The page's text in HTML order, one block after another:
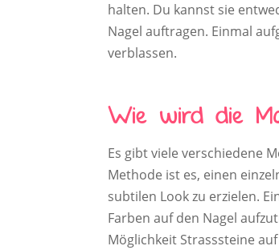
halten. Du kannst sie
Nagel auftragen. Einmal
verblassen.
Wie wird die
Es gibt viele verschiedene
Methode ist es, einen
subtilen Look zu erzielen.
Farben auf den Nagel
Möglichkeit Strasssteine